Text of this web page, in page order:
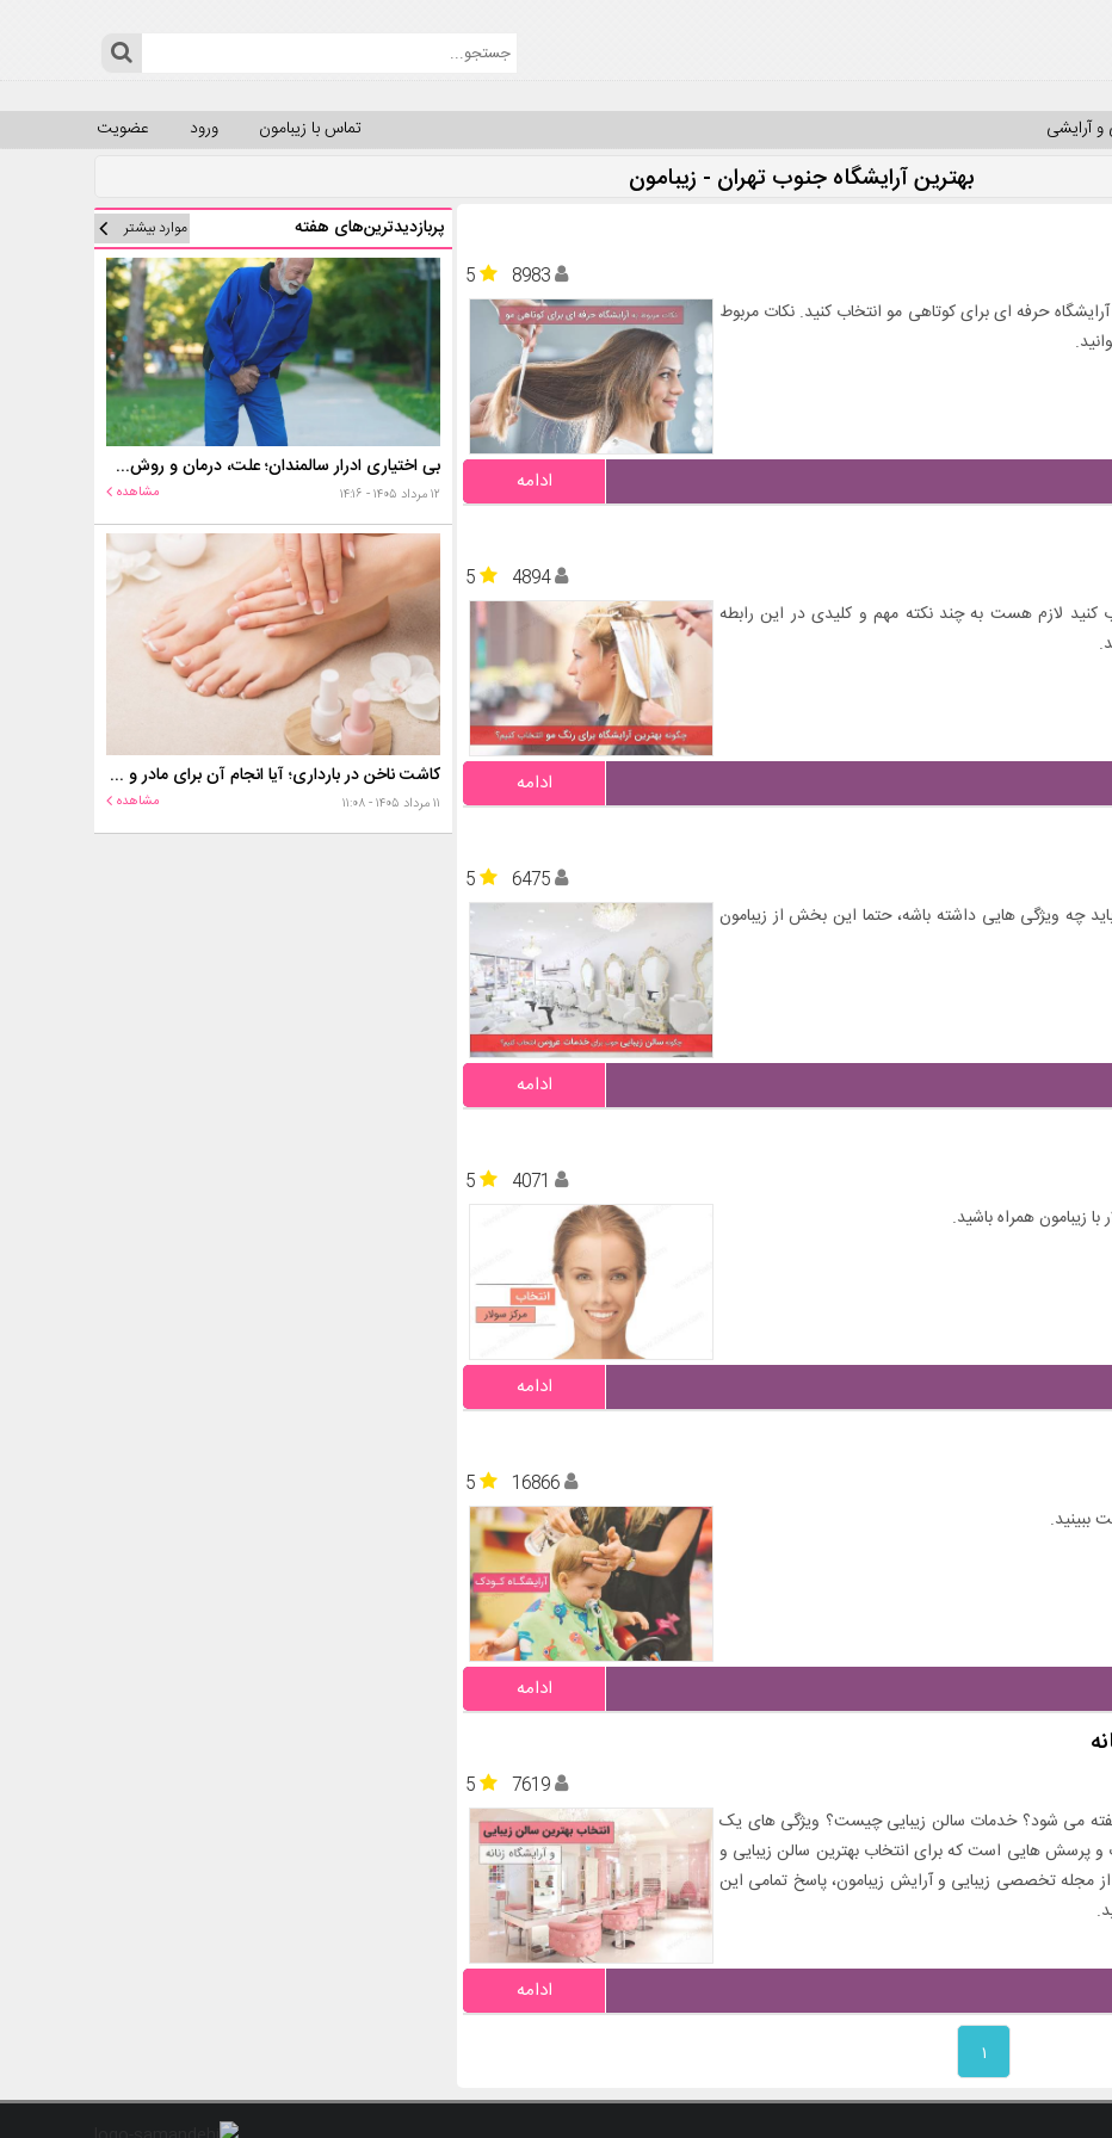
و آرایشی عضویت ورود تماس با زیبامون
بهترین آرایشگاه جنوب تهران - زیبامون
5
8983
حرفه ای برای کوتاهی مو انتخاب کنید. نکات مربوط
ادامه
5
4894
کنید لازم هست به چند نکته مهم و کلیدی در این رابطه
ادامه
5
6475
چه ویژگی هایی داشته باشه، حتما این بخش از زیبامون
ادامه
5
4071
زیبامون همراه باشید.
ادامه
5
16866
ببینید.
ادامه
5
7619
گفته می شود؟ خدمات سالن زیبایی چیست؟ ویژگی های یک
و پرسش هایی است که برای انتخاب بهترین سالن زیبایی و
از مجله تخصصی زیبایی و آرایش زیبامون، پاسخ تمامی این
ادامه
۱
پربازدیدترین‌های هفته موارد بیشتر
بی اختیاری ادرار سالمندان؛ علت، درمان و روش‌های کنترل در منزل
۱۲ مرداد ۱۴۰۵ - ۱۴:۱۶ مشاهده
کاشت ناخن در بارداری؛ آیا انجام آن برای مادر و جنین خطر دارد؟
۱۱ مرداد ۱۴۰۵ - ۱۱:۰۸ مشاهده